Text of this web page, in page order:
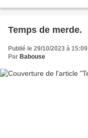
Temps de merde.
Publié le 29/10/2023 à 15:09
Par Babouse